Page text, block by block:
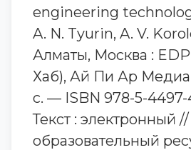
engineering
A. N. Tyurin, A. V.
Алматы, Москва :
Хаб), Ай Пи Ар
c. — ISBN 978-5-
Текст : электронный
образовательный